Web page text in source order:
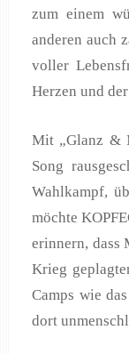
zum einem
anderen auch
voller
Herzen und
Mit „Glanz &
Song
Wahlkampf,
möchte
erinnern, dass
Krieg
Camps wie
dort